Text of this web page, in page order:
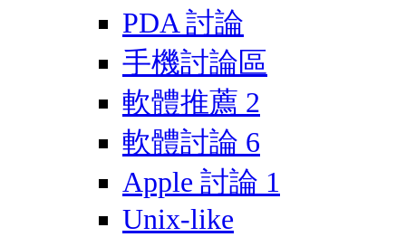
PDA 討論
手機討論區
軟體推薦 2
軟體討論 6
Apple 討論 1
Unix-like